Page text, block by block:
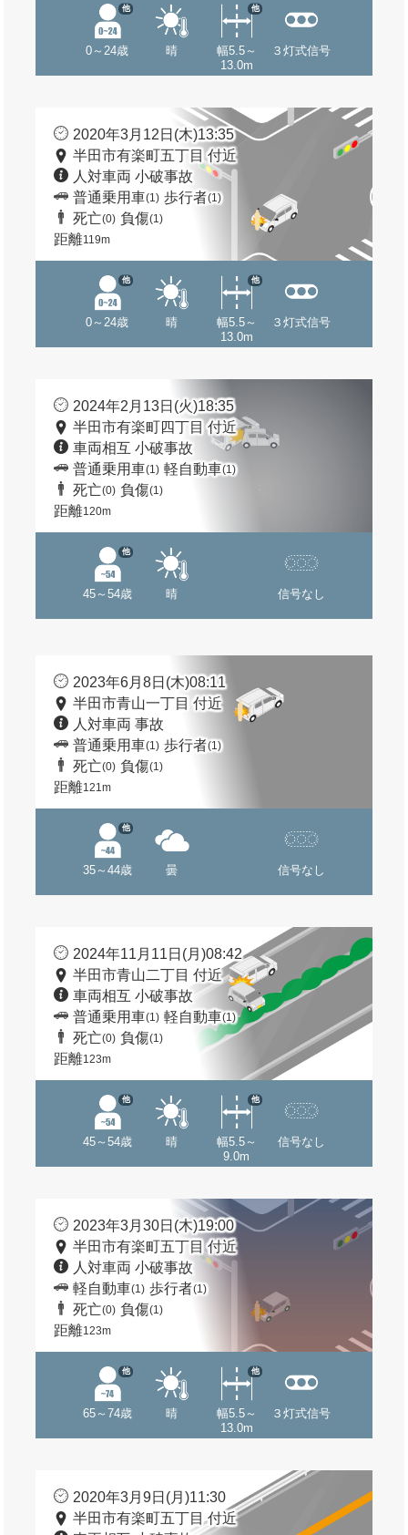
0～24歳
他
晴
幅5.5～
13.0m
他
３灯式信号
2020年3月12日(木)13:35
半田市有楽町五丁目 付近
人対車両 小破事故
普通乗用車(1) 歩行者(1)
死亡(0) 負傷(1)
距離119m
0～24歳
他
晴
幅5.5～
13.0m
他
３灯式信号
2024年2月13日(火)18:35
半田市有楽町四丁目 付近
車両相互 小破事故
普通乗用車(1) 軽自動車(1)
死亡(0) 負傷(1)
距離120m
45～54歳
他
晴 信号なし
2023年6月8日(木)08:11
半田市青山一丁目 付近
人対車両 事故
普通乗用車(1) 歩行者(1)
死亡(0) 負傷(1)
距離121m
35～44歳
他
曇 信号なし
2024年11月11日(月)08:42
半田市青山二丁目 付近
車両相互 小破事故
普通乗用車(1) 軽自動車(1)
死亡(0) 負傷(1)
距離123m
45～54歳
他
晴
幅5.5～
9.0m
他
信号なし
2023年3月30日(木)19:00
半田市有楽町五丁目 付近
人対車両 小破事故
軽自動車(1) 歩行者(1)
死亡(0) 負傷(1)
距離123m
65～74歳
他
晴
幅5.5～
13.0m
他
３灯式信号
2020年3月9日(月)11:30
半田市有楽町五丁目 付近